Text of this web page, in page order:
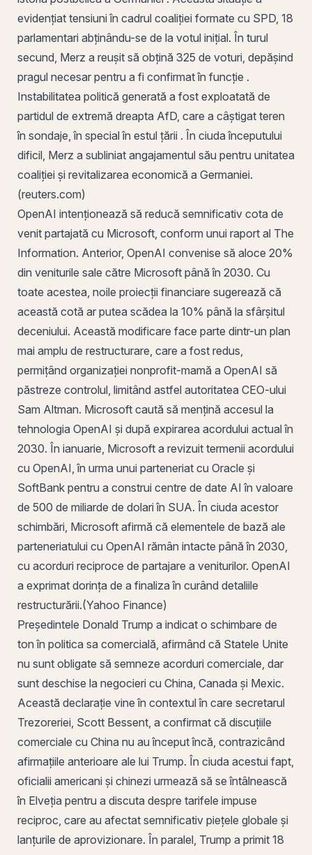
evidențiat tensiuni în cadrul coaliției formate cu SPD, 18
parlamentari abținându-se de la votul inițial. În turul
secund, Merz a reușit să obțină 325 de voturi, depășind
pragul necesar pentru a fi confirmat în funcție .
Instabilitatea politică generată a fost exploatată de
partidul de extremă dreapta AfD, care a câștigat teren
în sondaje, în special în estul țării . În ciuda începutului
dificil, Merz a subliniat angajamentul său pentru unitatea
coaliției și revitalizarea economică a Germaniei.
(reuters.com)
OpenAI intenționează să reducă semnificativ cota de
venit partajată cu Microsoft, conform unui raport al The
Information. Anterior, OpenAI convenise să aloce 20%
din veniturile sale către Microsoft până în 2030. Cu
toate acestea, noile proiecții financiare sugerează că
această cotă ar putea scădea la 10% până la sfârșitul
deceniului. Această modificare face parte dintr-un plan
mai amplu de restructurare, care a fost redus,
permițând organizației nonprofit-mamă a OpenAI să
păstreze controlul, limitând astfel autoritatea CEO-ului
Sam Altman. Microsoft caută să mențină accesul la
tehnologia OpenAI și după expirarea acordului actual în
2030. În ianuarie, Microsoft a revizuit termenii acordului
cu OpenAI, în urma unui parteneriat cu Oracle și
SoftBank pentru a construi centre de date AI în valoare
de 500 de miliarde de dolari în SUA. În ciuda acestor
schimbări, Microsoft afirmă că elementele de bază ale
parteneriatului cu OpenAI rămân intacte până în 2030,
cu acorduri reciproce de partajare a veniturilor. OpenAI
a exprimat dorința de a finaliza în curând detaliile
restructurării.(Yahoo Finance)
Președintele Donald Trump a indicat o schimbare de
ton în politica sa comercială, afirmând că Statele Unite
nu sunt obligate să semneze acorduri comerciale, dar
sunt deschise la negocieri cu China, Canada și Mexic.
Această declarație vine în contextul în care secretarul
Trezoreriei, Scott Bessent, a confirmat că discuțiile
comerciale cu China nu au început încă, contrazicând
afirmațiile anterioare ale lui Trump. În ciuda acestui fapt,
oficialii americani și chinezi urmează să se întâlnească
în Elveția pentru a discuta despre tarifele impuse
reciproc, care au afectat semnificativ piețele globale și
lanțurile de aprovizionare. În paralel, Trump a primit 18